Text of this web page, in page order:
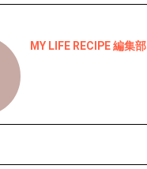
MY LIFE RECIPE 編集部